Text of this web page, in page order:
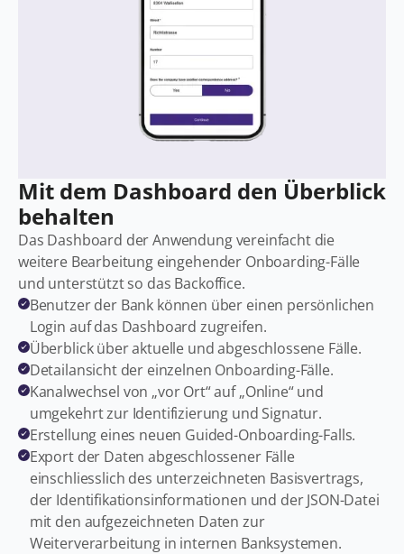
Mit dem Dashboard den Überblick
behalten
Das Dashboard der Anwendung vereinfacht die
weitere Bearbeitung eingehender Onboarding-Fälle
und unterstützt so das Backoffice.
Benutzer der Bank können über einen persönlichen
Login auf das Dashboard zugreifen.
Überblick über aktuelle und abgeschlossene Fälle.
Detailansicht der einzelnen Onboarding-Fälle.
Kanalwechsel von „vor Ort“ auf „Online“ und
umgekehrt zur Identifizierung und Signatur.
Erstellung eines neuen Guided-Onboarding-Falls.
Export der Daten abgeschlossener Fälle
einschliesslich des unterzeichneten Basisvertrags,
der Identifikationsinformationen und der JSON-Datei
mit den aufgezeichneten Daten zur
Weiterverarbeitung in internen Banksystemen.